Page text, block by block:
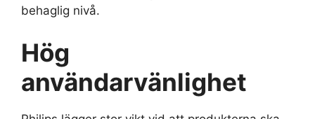
behaglig nivå.
Hög
användarvänlighet